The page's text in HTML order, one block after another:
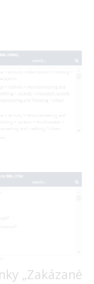
„Zakázané